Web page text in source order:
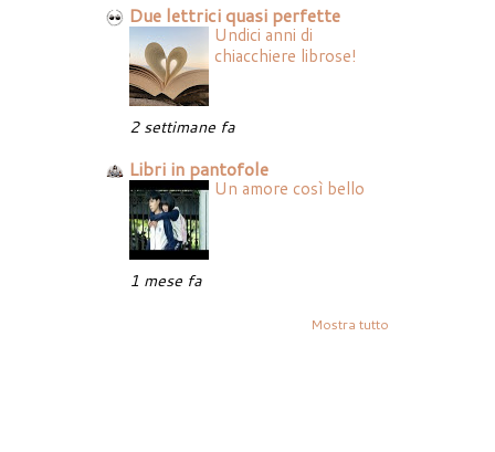
Due lettrici quasi perfette
Undici anni di
chiacchiere librose!
2 settimane fa
Libri in pantofole
Un amore così bello
1 mese fa
Mostra tutto